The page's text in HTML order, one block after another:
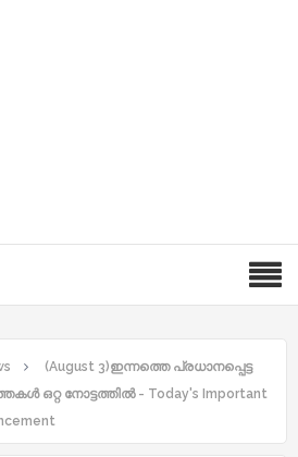
(August 3)ഇന്നത്തെ പ്രധാനപ്പെട്ട
ഒറ്റ നോട്ടത്തിൽ - Today's Important